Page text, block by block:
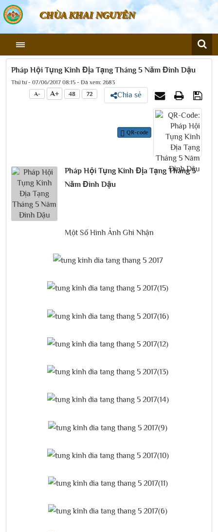
CHÙA KHAI NGUYÊN
Pháp Hội Tụng Kinh Địa Tạng Tháng 5 Năm Đinh Dậu
Thứ tư - 07/06/2017 08:15 - Đã xem: 2683
A-
A+ 48 72 Chia sẻ
QR-code
Pháp Hội Tụng Kinh Địa Tạng Tháng 5
Năm Đinh Dậu
Một Số Hình Ảnh Ghi Nhận